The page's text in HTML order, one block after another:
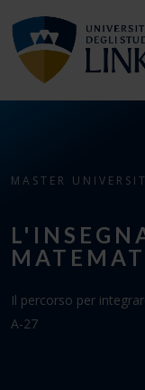
MASTER
Il percorso per
A-27